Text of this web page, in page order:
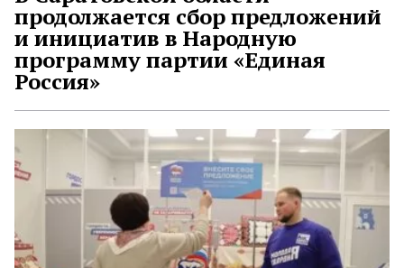
продолжается сбор предложений
и инициатив в Народную
программу партии «Единая
Россия»